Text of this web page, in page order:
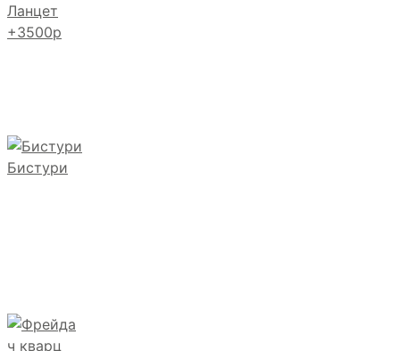
Ланцет
+3500р
Бистури